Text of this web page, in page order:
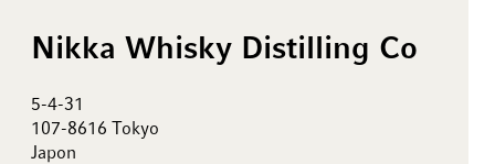
Nikka Whisky Distilling Co
5-4-31
107-8616 Tokyo
Japon